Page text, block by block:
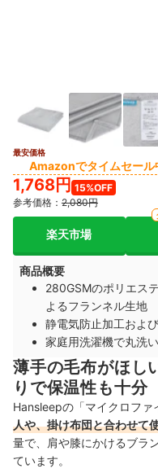
最安価格
Amazonでタイムセール
1,768円 15%OFF
参考価格： 2,080円
楽天市場
商品概要
280GSMのポリエス
よるフランネル生地
静電気防止加工およ
家庭用洗濯機で丸洗
薄手の毛布がほし
りで保温性も十分
Hansleepの「マイクロファ
人や、掛け布団と合わせて
量で、肩や膝にかけるブラ
ています。